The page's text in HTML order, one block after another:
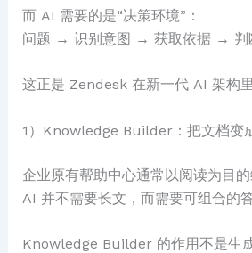
而 AI 需要的是“决策环境”：
问题 → 识别意图 → 获取依据 → 判
这正是 Zendesk 在新一代 AI 架构里
1）Knowledge Builder：把文档变
企业原有帮助中心通常以阅读为目的
AI 并不需要长文，而需要可组合的答
Knowledge Builder 的作用不是生